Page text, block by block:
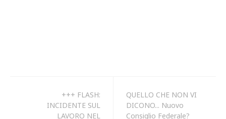
+++ FLASH:
INCIDENTE SUL
LAVORO NEL
QUELLO CHE NON VI
DICONO... Nuovo
Consiglio Federale?